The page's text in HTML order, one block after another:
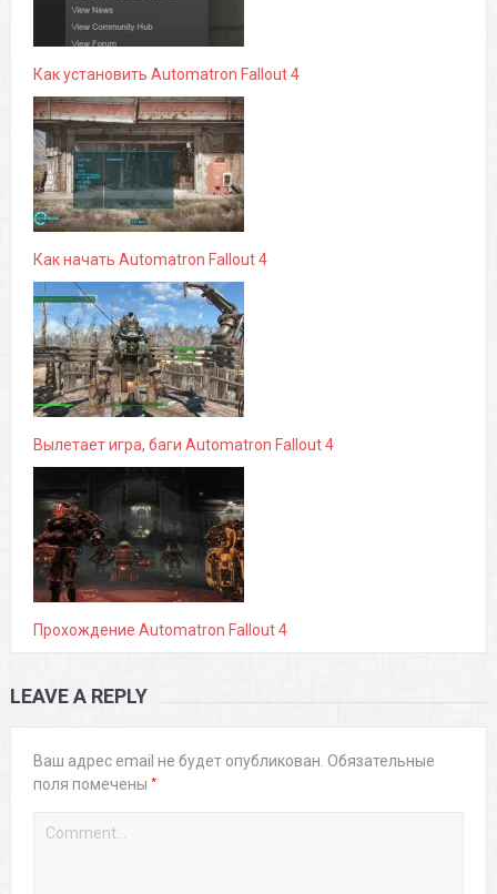
Как установить Automatron Fallout 4
Как начать Automatron Fallout 4
Вылетает игра, баги Automatron Fallout 4
Прохождение Automatron Fallout 4
LEAVE A REPLY
Ваш адрес email не будет опубликован. Обязательные
поля помечены *